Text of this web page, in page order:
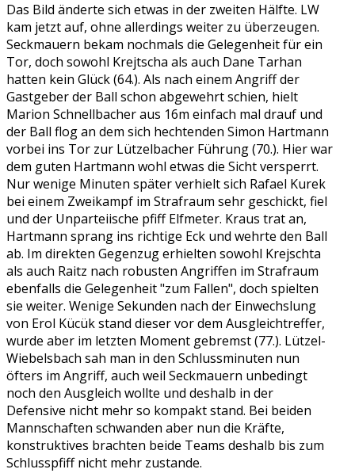
Das Bild änderte sich etwas in der zweiten Hälfte. LW
kam jetzt auf, ohne allerdings weiter zu überzeugen.
Seckmauern bekam nochmals die Gelegenheit für ein
Tor, doch sowohl Krejtscha als auch Dane Tarhan
hatten kein Glück (64.). Als nach einem Angriff der
Gastgeber der Ball schon abgewehrt schien, hielt
Marion Schnellbacher aus 16m einfach mal drauf und
der Ball flog an dem sich hechtenden Simon Hartmann
vorbei ins Tor zur Lützelbacher Führung (70.). Hier war
dem guten Hartmann wohl etwas die Sicht versperrt.
Nur wenige Minuten später verhielt sich Rafael Kurek
bei einem Zweikampf im Strafraum sehr geschickt, fiel
und der Unparteiische pfiff Elfmeter. Kraus trat an,
Hartmann sprang ins richtige Eck und wehrte den Ball
ab. Im direkten Gegenzug erhielten sowohl Krejschta
als auch Raitz nach robusten Angriffen im Strafraum
ebenfalls die Gelegenheit "zum Fallen", doch spielten
sie weiter. Wenige Sekunden nach der Einwechslung
von Erol Kücük stand dieser vor dem Ausgleichtreffer,
wurde aber im letzten Moment gebremst (77.). Lützel-
Wiebelsbach sah man in den Schlussminuten nun
öfters im Angriff, auch weil Seckmauern unbedingt
noch den Ausgleich wollte und deshalb in der
Defensive nicht mehr so kompakt stand. Bei beiden
Mannschaften schwanden aber nun die Kräfte,
konstruktives brachten beide Teams deshalb bis zum
Schlusspfiff nicht mehr zustande.